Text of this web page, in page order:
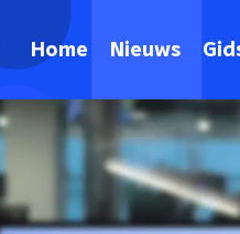
Home Nieuws